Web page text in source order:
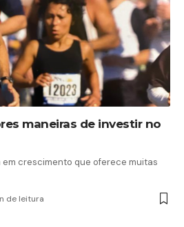
maneiras de investir no
crescimento que oferece muitas
de leitura